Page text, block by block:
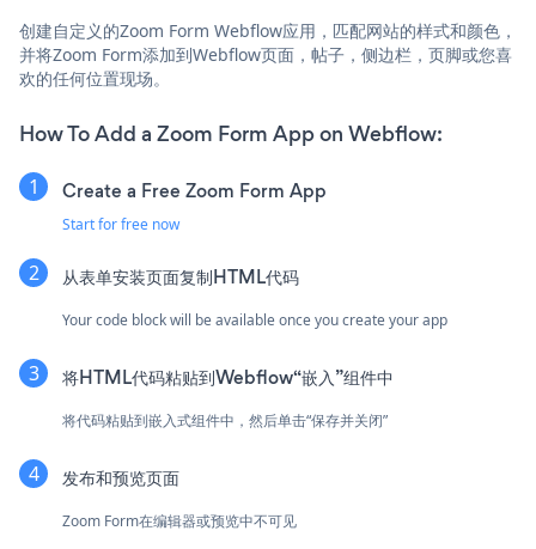
创建自定义的Zoom Form Webflow应用，匹配网站的样式和颜色，
并将Zoom Form添加到Webflow页面，帖子，侧边栏，页脚或您喜
欢的任何位置现场。
How To Add a Zoom Form App on Webflow:
Create a Free Zoom Form App
Start for free now
从表单安装页面复制HTML代码
Your code block will be available once you create your app
将HTML代码粘贴到Webflow“嵌入”组件中
将代码粘贴到嵌入式组件中，然后单击“保存并关闭”
发布和预览页面
Zoom Form在编辑器或预览中不可见